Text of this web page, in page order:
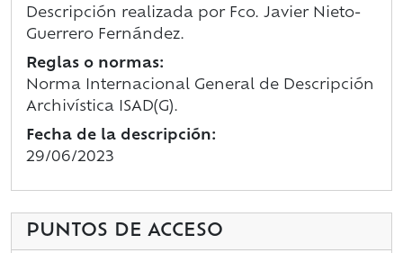
Descripción realizada por Fco. Javier Nieto-
Guerrero Fernández.
Reglas o normas:
Norma Internacional General de Descripción
Archivística ISAD(G).
Fecha de la descripción:
29/06/2023
PUNTOS DE ACCESO